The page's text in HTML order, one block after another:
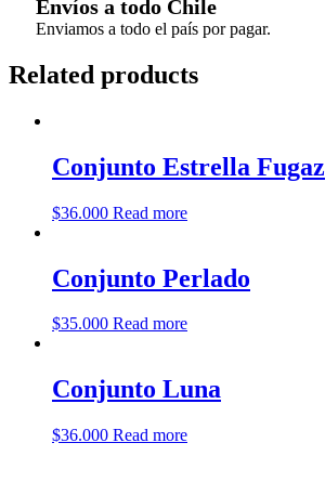
Envíos a todo Chile
Enviamos a todo el país por pagar.
Related products
Conjunto Estrella Fugaz
$36.000 Read more
Conjunto Perlado
$35.000 Read more
Conjunto Luna
$36.000 Read more